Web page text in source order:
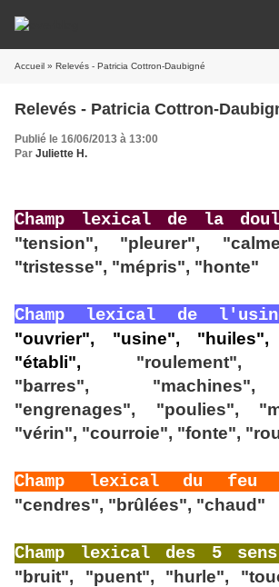
Accueil » Relevés - Patricia Cottron-Daubigné
Relevés - Patricia Cottron-
Publié le 16/06/2013 à 13:00
Par Juliette H.
Champ lexical de la
"tension", "pleurer",
"tristesse", "mépris", "honte"
Champ lexical de
"ouvrier", "usine", "huiles",
"établi", "roulement",
"barres",
"engrenages", "poulies",
"vérin", "courroie", "fonte",
Champ lexical du feu
"cendres", "brûlées", "chaud"
Champ lexical des 5
"bruit", "puent", "hurle",